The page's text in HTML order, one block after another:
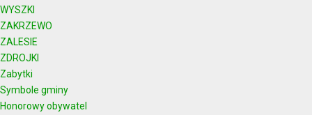
WYSZKI
ZAKRZEWO
ZALESIE
ZDROJKI
Zabytki
Symbole gminy
Honorowy obywatel